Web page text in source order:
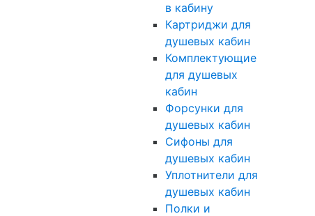
в кабину
Картриджи для
душевых кабин
Комплектующие
для душевых
кабин
Форсунки для
душевых кабин
Сифоны для
душевых кабин
Уплотнители для
душевых кабин
Полки и